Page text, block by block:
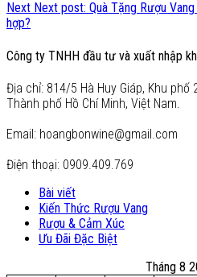
Next Next post: Quà Tặng Rượu
hợp?
Công ty TNHH đầu tư và xuất nhập
Địa chỉ: 814/5 Hà Huy Giáp, Khu phố
Thành phố Hồ Chí Minh, Việt Nam.
Email: hoangbonwine@gmail.com
Điện thoại: 0909.409.769
Bài viết
Kiến Thức Rượu Vang
Rượu & Cảm Xúc
Ưu Đãi Đặc Biệt
Tháng 8